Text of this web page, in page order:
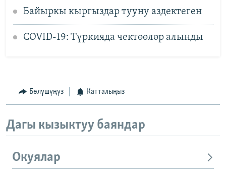
Байыркы кыргыздар тууну аздектеген
COVID-19: Түркияда чектөөлөр алынды
Бөлүшүңүз Катталыңыз
Дагы кызыктуу баяндар
Окуялар